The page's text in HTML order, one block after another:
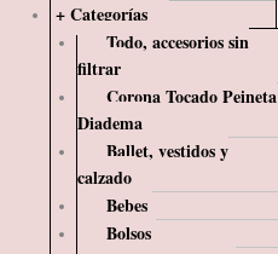
+ Categorías
Todo, accesorios sin
filtrar
Corona Tocado Peineta
Diadema
Ballet, vestidos y
calzado
Bebes
Bolsos